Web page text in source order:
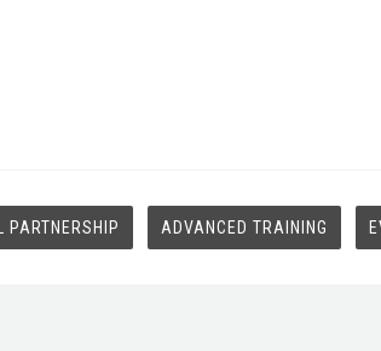
PARTNERSHIP ADVANCED TRAINING